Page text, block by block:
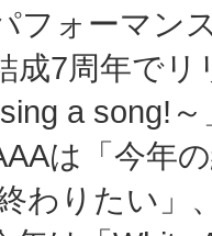
フォーマン
成7周年でリ
sing a song!
は「今年
わりたい」